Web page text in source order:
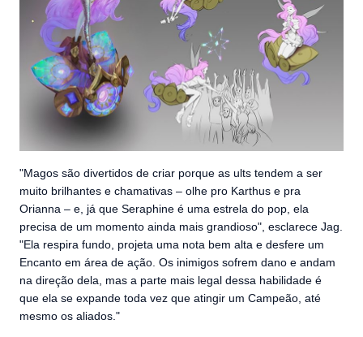
"Magos são divertidos de criar porque as ults tendem a ser
muito brilhantes e chamativas – olhe pro Karthus e pra
Orianna – e, já que Seraphine é uma estrela do pop, ela
precisa de um momento ainda mais grandioso", esclarece Jag.
"Ela respira fundo, projeta uma nota bem alta e desfere um
Encanto em área de ação. Os inimigos sofrem dano e andam
na direção dela, mas a parte mais legal dessa habilidade é
que ela se expande toda vez que atingir um Campeão, até
mesmo os aliados."